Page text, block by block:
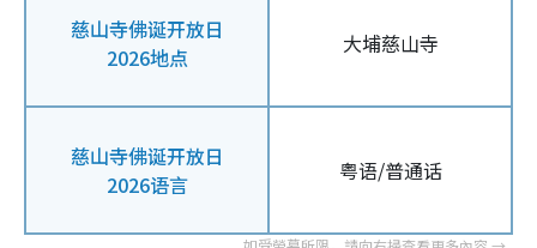
慈山寺佛诞开放日
2026地点
大埔慈山寺
慈山寺佛诞开放日
2026语言
粤语/普通话